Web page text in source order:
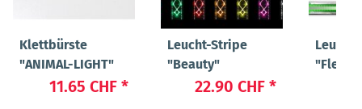
Klettbürste
"ANIMAL-LIGHT"
11.65 CHF *
Leucht-Stripe
"Beauty"
22.90 CHF *
"Flex"